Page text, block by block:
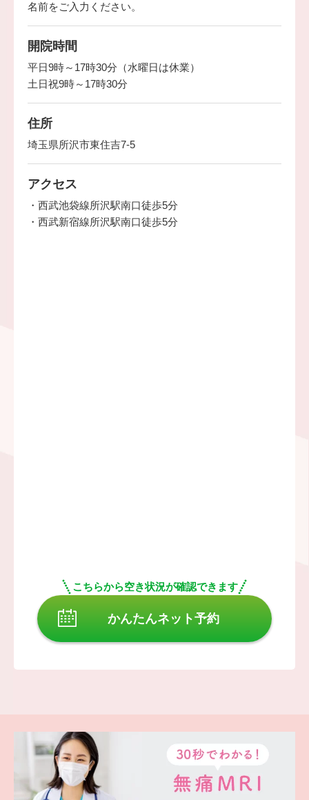
名前をご入力ください。
開院時間
平日9時～17時30分（水曜日は休業）
土日祝9時～17時30分
住所
埼玉県所沢市東住吉7-5
アクセス
・西武池袋線所沢駅南口徒歩5分
・西武新宿線所沢駅南口徒歩5分
こちらから空き状況が確認できます
かんたんネット予約